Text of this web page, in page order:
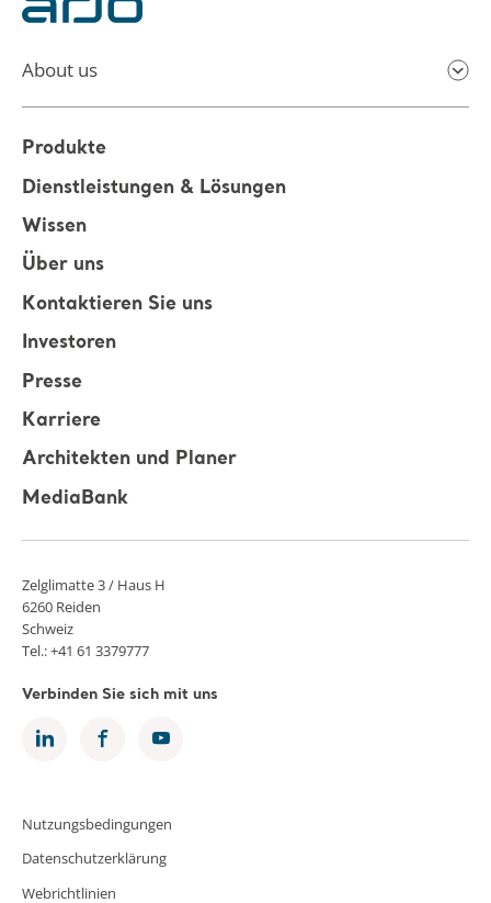
About us
Produkte
Dienstleistungen & Lösungen
Wissen
Über uns
Kontaktieren Sie uns
Investoren
Presse
Karriere
Architekten und Planer
MediaBank
Zelglimatte 3 / Haus H
6260 Reiden
Tel.: +41 61 3379777
Verbinden Sie sich mit uns
Nutzungsbedingungen
Datenschutzerklärung